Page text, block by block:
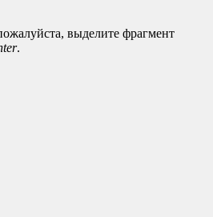
выделите фрагмент
.